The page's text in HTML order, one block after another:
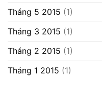
Tháng 5 2015 (1)
Tháng 3 2015 (1)
Tháng 2 2015 (1)
Tháng 1 2015 (1)